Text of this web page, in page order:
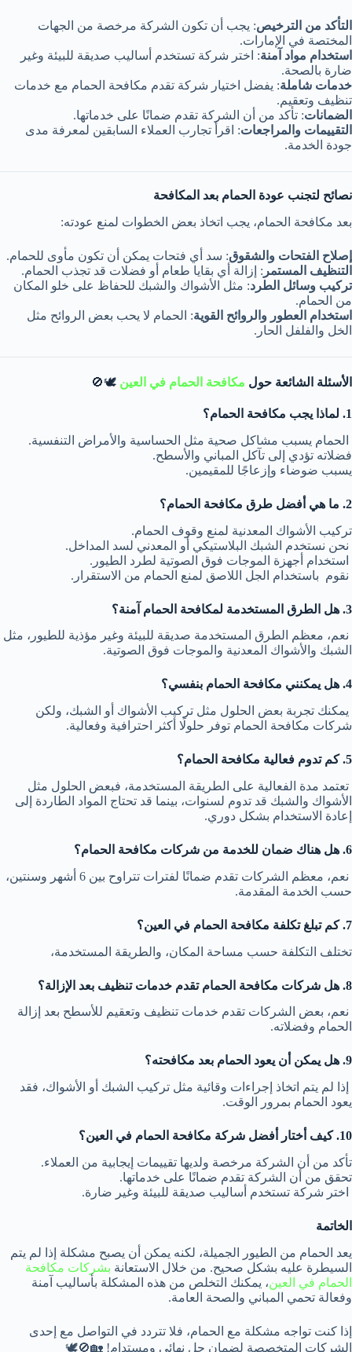
التأكد من الترخيص: يجب أن تكون الشركة مرخصة من الجهات
المختصة في الإمارات.
استخدام مواد آمنة: اختر شركة تستخدم أساليب صديقة للبيئة وغير
ضارة بالصحة.
خدمات شاملة: يفضل اختيار شركة تقدم مكافحة الحمام مع خدمات
تنظيف وتعقيم.
الضمانات: تأكد من أن الشركة تقدم ضمانًا على خدماتها.
التقييمات والمراجعات: اقرأ تجارب العملاء السابقين لمعرفة مدى
جودة الخدمة.
نصائح لتجنب عودة الحمام بعد المكافحة
بعد مكافحة الحمام، يجب اتخاذ بعض الخطوات لمنع عودته:
إصلاح الفتحات والشقوق: سد أي فتحات يمكن أن تكون مأوى للحمام.
التنظيف المستمر : إزالة أي بقايا طعام أو فضلات قد تجذب الحمام.
تركيب وسائل الطرد: مثل الأشواك والشبك للحفاظ على خلو المكان
من الحمام.
استخدام العطور والروائح القوية: الحمام لا يحب بعض الروائح مثل
الخل والفلفل الحار.
الأسئلة الشائعة حول مكافحة الحمام في العين 🕊️🚫
1. لماذا يجب مكافحة الحمام؟
الحمام يسبب مشاكل صحية مثل الحساسية والأمراض التنفسية.
فضلاته تؤدي إلى تآكل المباني والأسطح.
يسبب ضوضاء وإزعاجًا للمقيمين.
2. ما هي أفضل طرق مكافحة الحمام؟
تركيب الأشواك المعدنية لمنع وقوف الحمام.
نحن نستخدم الشبك البلاستيكي أو المعدني لسد المداخل.
استخدام أجهزة الموجات فوق الصوتية لطرد الطيور.
نقوم باستخدام الجل اللاصق لمنع الحمام من الاستقرار.
3. هل الطرق المستخدمة لمكافحة الحمام آمنة؟
نعم، معظم الطرق المستخدمة صديقة للبيئة وغير مؤذية للطيور، مثل
الشبك والأشواك المعدنية والموجات فوق الصوتية.
4. هل يمكنني مكافحة الحمام بنفسي؟
يمكنك تجربة بعض الحلول مثل تركيب الأشواك أو الشبك، ولكن
شركات مكافحة الحمام توفر حلولًا أكثر احترافية وفعالية.
5. كم تدوم فعالية مكافحة الحمام؟
تعتمد مدة الفعالية على الطريقة المستخدمة، فبعض الحلول مثل
الأشواك والشبك قد تدوم لسنوات، بينما قد تحتاج المواد الطاردة إلى
إعادة الاستخدام بشكل دوري.
6. هل هناك ضمان للخدمة من شركات مكافحة الحمام؟
نعم، معظم الشركات تقدم ضمانًا لفترات تتراوح بين 6 أشهر وسنتين،
حسب الخدمة المقدمة.
7. كم تبلغ تكلفة مكافحة الحمام في العين؟
تختلف التكلفة حسب مساحة المكان، والطريقة المستخدمة،
8. هل شركات مكافحة الحمام تقدم خدمات تنظيف بعد الإزالة؟
نعم، بعض الشركات تقدم خدمات تنظيف وتعقيم للأسطح بعد إزالة
الحمام وفضلاته.
9. هل يمكن أن يعود الحمام بعد مكافحته؟
إذا لم يتم اتخاذ إجراءات وقائية مثل تركيب الشبك أو الأشواك، فقد
يعود الحمام بمرور الوقت.
10. كيف أختار أفضل شركة مكافحة الحمام في العين؟
تأكد من أن الشركة مرخصة ولديها تقييمات إيجابية من العملاء.
تحقق من أن الشركة تقدم ضمانًا على خدماتها.
اختر شركة تستخدم أساليب صديقة للبيئة وغير ضارة.
الخاتمة
يعد الحمام من الطيور الجميلة، لكنه يمكن أن يصبح مشكلة إذا لم يتم
السيطرة عليه بشكل صحيح. من خلال الاستعانة بشركات مكافحة
الحمام في العين، يمكنك التخلص من هذه المشكلة بأساليب آمنة
وفعالة تحمي المباني والصحة العامة.
إذا كنت تواجه مشكلة مع الحمام، فلا تتردد في التواصل مع إحدى
الشركات المتخصصة لضمان حل نهائي ومستدام! 🏡🚫🕊️